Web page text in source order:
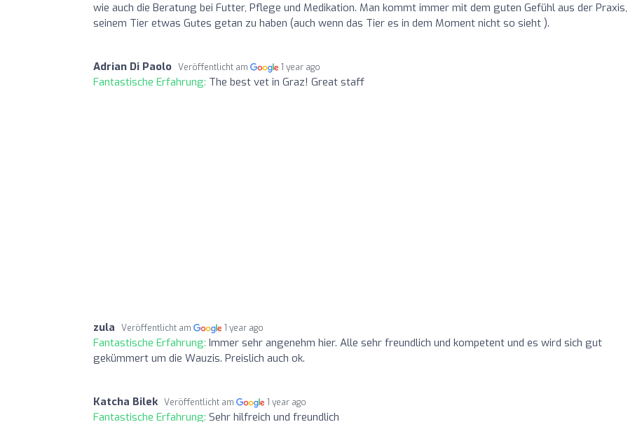
wie auch die Beratung bei Futter, Pflege und Medikation. Man kommt immer mit dem guten Gefühl aus der Praxis,
seinem Tier etwas Gutes getan zu haben (auch wenn das Tier es in dem Moment nicht so sieht ).
Adrian Di Paolo Veröffentlicht am 1 year ago
Fantastische Erfahrung: The best vet in Graz! Great staff
zula Veröffentlicht am 1 year ago
Fantastische Erfahrung: Immer sehr angenehm hier. Alle sehr freundlich und kompetent und es wird sich gut
gekümmert um die Wauzis. Preislich auch ok.
Katcha Bilek Veröffentlicht am 1 year ago
Fantastische Erfahrung: Sehr hilfreich und freundlich